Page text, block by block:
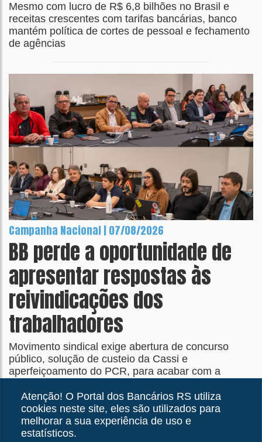
Atenção! O Portal dos Bancários RS utiliza
cookies neste site, eles são utilizados para
melhorar a sua experiência de uso e
estatísticos.
Mesmo com lucro de R$ 6,8 bilhões no Brasil e
receitas crescentes com tarifas bancárias, banco
mantém política de cortes de pessoal e fechamento
de agências
Campanha Nacional | 07/08/2026
BB perde a oportunidade de
apresentar respostas às
reivindicações dos
trabalhadores
Movimento sindical exige abertura de concurso
público, solução de custeio da Cassi e
aperfeiçoamento do PCR, para acabar com a
piso salarial